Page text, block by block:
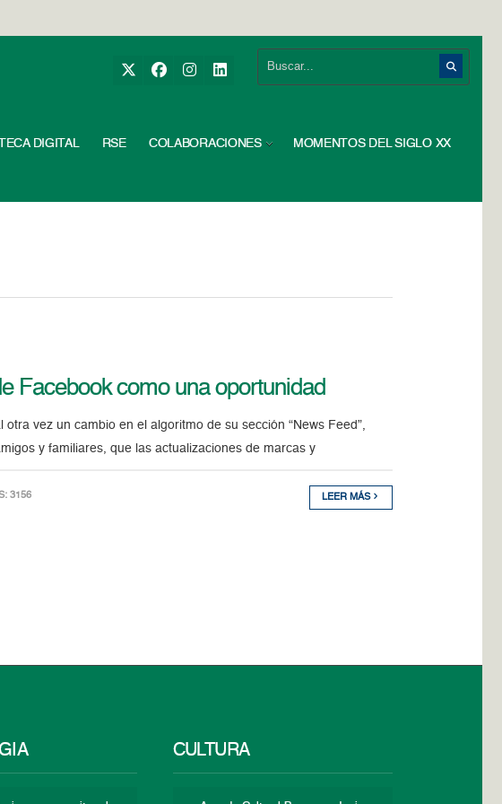
DIGITAL RSE COLABORACIONES MOMENTOS DEL SIGLO XX
Facebook como una oportunidad
vez un cambio en el algoritmo de su sección “News Feed”,
y familiares, que las actualizaciones de marcas y
3156 LEER MÁS
CULTURA